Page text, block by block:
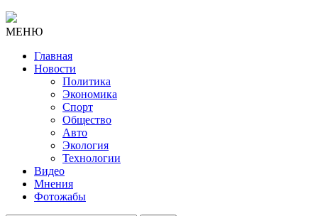
МЕНЮ
Главная
Новости
Политика
Экономика
Спорт
Общество
Авто
Экология
Технологии
Видео
Мнения
Фотожабы